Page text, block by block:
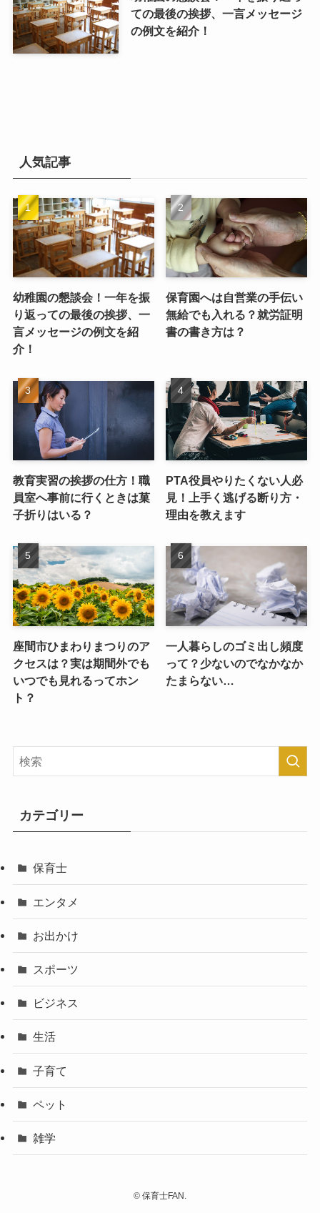
ての最後の挨拶、一言メッセージ
の例文を紹介！
人気記事
幼稚園の懇談会！一年を振
り返っての最後の挨拶、一
言メッセージの例文を紹
介！
保育園へは自営業の手伝い
無給でも入れる？就労証明
書の書き方は？
教育実習の挨拶の仕方！職
員室へ事前に行くときは菓
子折りはいる？
PTA役員やりたくない人必
見！上手く逃げる断り方・
理由を教えます
座間市ひまわりまつりのア
クセスは？実は期間外でも
いつでも見れるってホン
ト？
一人暮らしのゴミ出し頻度
って？少ないのでなかなか
たまらない…
カテゴリー
保育士
エンタメ
お出かけ
スポーツ
ビジネス
生活
子育て
ペット
雑学
© 保育士FAN.